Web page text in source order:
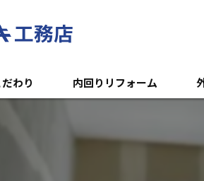
だわり 内回りリフォーム